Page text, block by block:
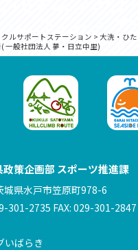
ルサポートステーション > 大洗・ひ
一般社団法人 夢・日立中里)
政策企画部 スポーツ推進課
城県水戸市笠原町978-6
301-2735 FAX: 029-301-2847
いばらき